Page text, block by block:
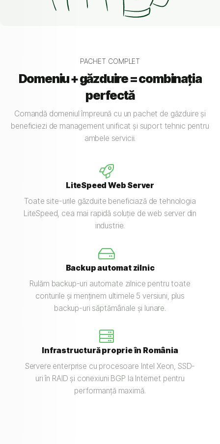
PACHET COMPLET
Domeniu + găzduire = combinația
perfectă
Comandă domeniul împreună cu un pachet de găzduire și
beneficiezi de management unificat și suport tehnic pentru
ambele servicii.
LiteSpeed Web Server
Toate site-urile găzduite beneficiază de tehnologia
LiteSpeed, cea mai rapidă soluție de web server din
industrie.
Backup automat zilnic
Rulăm backup-uri automate zilnice pentru toate
conturile și menținem ultimele 5 versiuni, plus
backup-uri săptămânale și lunare.
Infrastructură proprie în România
Servere enterprise cu procesoare Intel Xeon, SSD-
uri în RAID și conexiuni BGP la Internet pentru
performanță maximă.